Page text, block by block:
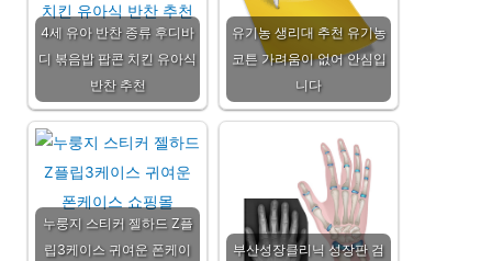
4세 유아 반찬 종류 후디바
디 볶음밥 팝콘 치킨 유아식
반찬 추천
유기농 생리대 추천 유기농
코튼 가려움이 없어 안심입
니다
누룽지 스티커 젤하드 Z플
립3케이스 귀여운 폰케이
부산성장클리닉 성장판 검